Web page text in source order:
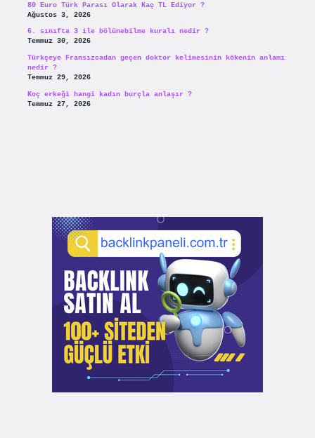
80 Euro Türk Parası Olarak Kaç TL Ediyor ?
Ağustos 3, 2026
6. sınıfta 3 ile bölünebilme kuralı nedir ?
Temmuz 30, 2026
Türkçeye Fransızcadan geçen doktor kelimesinin kökenin anlamı
nedir ?
Temmuz 29, 2026
Koç erkeği hangi kadın burçla anlaşır ?
Temmuz 27, 2026